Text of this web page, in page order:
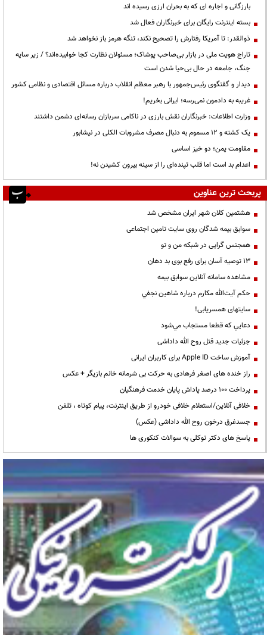
بارزگانی و اجاره ای که به بحران ارزی رسیده اند
بسته اینترنت رایگان برای خبرنگاران فعال شد
ذوالقدر: تا آمریکا رفتارش را تصحیح نکند، تنگه هرمز باز نخواهد شد
تاراج هویت ملی در بازار بی‌صاحب پوشاک؛ مسئولان نظارت کجا خوابیده‌اند؟ / زیر سایه
جنگ، جامعه در حال بی‌حیا شدن است
دیدار و گفتگوی رئیس‌جمهور با رهبر معظم انقلاب درباره مسائل اقتصادی و نظامی کشور
غریبه به دادمون نمی‌رسه؛ ایرانی بخریم!
وزارت اطلاعات: خبرنگاران نقش بارزی در ناکامی سربازان رسانه‌ای دشمن داشتند
یک کشته و ۱۲ مسموم به دنبال مصرف مشروبات الکلی در نیشابور
مقاومت یمن؛ دو خیز اساسی
اعدام بد است اما قلب تپنده‌ای را از سینه بیرون کشیدن نه!
پربحث ترین عناوین
هشتمین کلان شهر ایران مشخص شد
سوابق بیمه شدگان روی سایت تامین اجتماعی
همجنس گرایی در شبکه من و تو
13 توصیه آسان برای رفع بوی بد دهان
مشاهده سامانه آنلاين سوابق بیمه
حكم آيت‌الله مكارم درباره شاهين نجفي
سایتهای همسریابی!
دعايي كه قطعا مستجاب مي‌شود
جزئیات جدید قتل روح الله داداشی
آموزش ساخت Apple ID برای کاربران ایرانی
راز خنده های اصغر فرهادی به حرکت بی شرمانه خانم بازیگر + عکس
پرداخت ۱۰۰ درصد پاداش پایان خدمت فرهنگیان
خلافی آنلاین/استعلام خلافی خودرو از طریق اینترنت، پیام کوتاه ، تلفن
جسدغرق درخون روح الله داداشی (عکس)
پاسخ های دکتر توکلی به سوالات کنکوری ها